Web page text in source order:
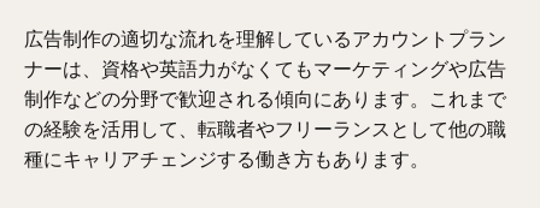
広告制作の適切な流れを理解しているアカウントプラン
ナーは、資格や英語力がなくてもマーケティングや広告
制作などの分野で歓迎される傾向にあります。これまで
の経験を活用して、転職者やフリーランスとして他の職
種にキャリアチェンジする働き方もあります。